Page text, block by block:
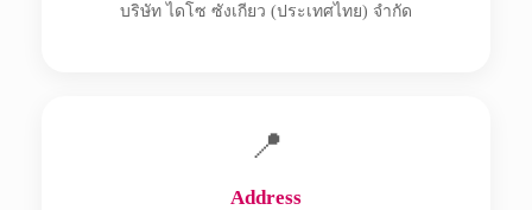
บริษัท ไดโซ ซังเกียว (ประเทศไทย) จำกัด
📍
Address